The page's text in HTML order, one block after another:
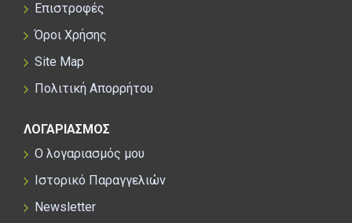
Επιστροφές
Όροι Χρήσης
Site Map
Πολιτική Απορρήτου
ΛΟΓΑΡΙΑΣΜΟΣ
Ο λογαριασμός μου
Ιστορικό Παραγγελιών
Newsletter